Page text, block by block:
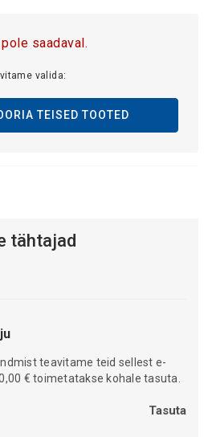
saadaval.
valida:
TEISED TOOTED
tähtajad
teavitame teid sellest e-
€ toimetatakse kohale tasuta.
Tasuta